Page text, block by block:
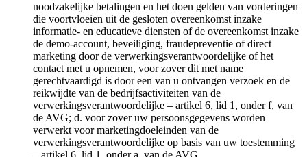
noodzakelijke betalingen en het doen gelden van vorderingen
die voortvloeien uit de gesloten overeenkomst inzake
informatie- en educatieve diensten of de overeenkomst inzake
de demo-account, beveiliging, fraudepreventie of direct
marketing door de verwerkingsverantwoordelijke of het
contact met u opnemen, voor zover dit met name
gerechtvaardigd is door een van u ontvangen verzoek en de
reikwijdte van de bedrijfsactiviteiten van de
verwerkingsverantwoordelijke – artikel 6, lid 1, onder f, van
de AVG; d. voor zover uw persoonsgegevens worden
verwerkt voor marketingdoeleinden van de
verwerkingsverantwoordelijke op basis van uw toestemming
– artikel 6, lid 1, onder a, van de AVG.